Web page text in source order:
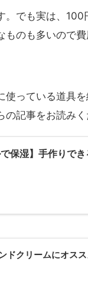
。でも実は、
のも多いので費
使っている道具
記事をお読みく
で保湿】手作りで
ドクリームにオス